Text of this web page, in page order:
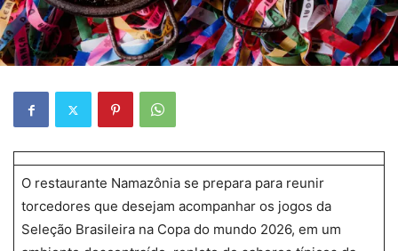
O restaurante Namazônia se prepara para reunir
torcedores que desejam acompanhar os jogos da
Seleção Brasileira na Copa do mundo 2026, em um